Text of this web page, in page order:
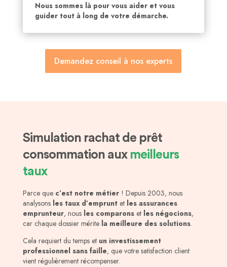
Nous sommes là pour vous aider et vous
guider tout à long de votre démarche.
Demandez conseil à nos experts
Simulation rachat de prêt
consommation aux meilleurs
taux
Parce que c’est notre métier! Depuis 2003, nous
analysons les taux d’empruntet les assurances
emprunteur, nous les comparonset les négocions,
car chaque dossier mérite la meilleure des solutions.
Cela requiert du temps etun investissement
professionnel sans faille, que votre satisfaction client
vient régulièrement récompenser.